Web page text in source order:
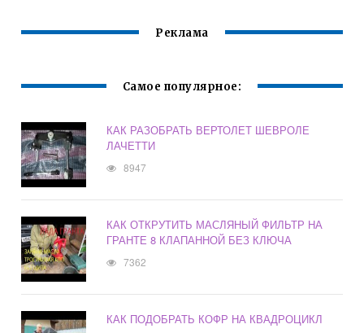
Реклама
Самое популярное:
КАК РАЗОБРАТЬ ВЕРТОЛЕТ ШЕВРОЛЕ
ЛАЧЕТТИ
8947
КАК ОТКРУТИТЬ МАСЛЯНЫЙ ФИЛЬТР НА
ГРАНТЕ 8 КЛАПАННОЙ БЕЗ КЛЮЧА
7362
КАК ПОДОБРАТЬ КОФР НА КВАДРОЦИКЛ